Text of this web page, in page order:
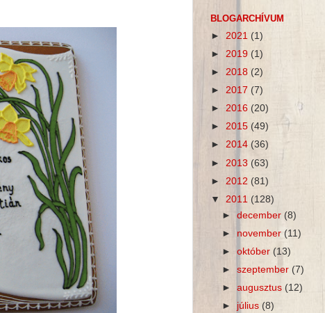
BLOGARCHÍVUM
► 2021 (1)
► 2019 (1)
► 2018 (2)
► 2017 (7)
► 2016 (20)
► 2015 (49)
► 2014 (36)
► 2013 (63)
► 2012 (81)
▼ 2011 (128)
►december (8)
► november(11)
►október (13)
►szeptember (7)
►augusztus (12)
► július(8)